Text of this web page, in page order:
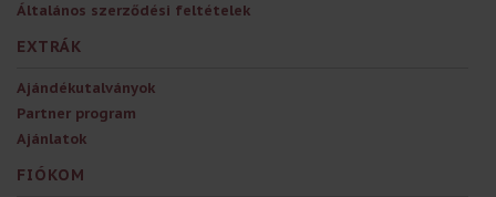
Általános szerződési feltételek
EXTRÁK
Ajándékutalványok
Partner program
Ajánlatok
FIÓKOM